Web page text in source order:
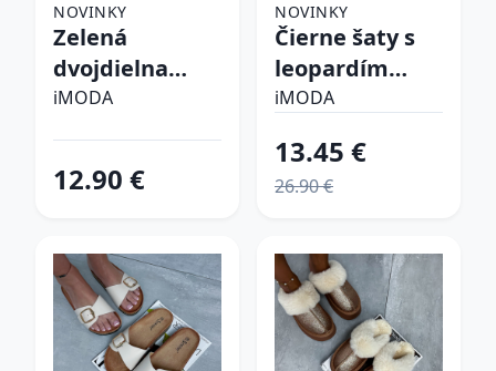
NOVINKY
Zelená
dvojdielna
bavlnená
iMODA
12.90 €
NOVINKY
Čierne šaty s
leopardím
vzorom
iMODA
13.45 €
26.90 €